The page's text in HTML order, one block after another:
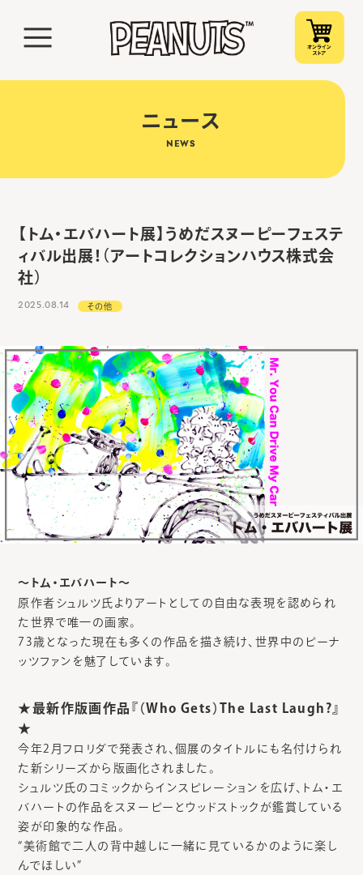
ニュース
NEWS
【トム・エバハート展】うめだスヌーピーフェステ
ィバル出展！（アートコレクションハウス株式会
社）
2025.08.14 その他
〜トム・エバハート〜
原作者シュルツ氏よりアートとしての自由な表現を認められ
た世界で唯一の画家。
73歳となった現在も多くの作品を描き続け、世界中のピーナ
ッツファンを魅了しています。
★最新作版画作品『（Who Gets）The Last Laugh?』
★
今年2月フロリダで発表され、個展のタイトルにも名付けられ
た新シリーズから版画化されました。
シュルツ氏のコミックからインスピレーションを広げ、トム・エ
バハートの作品をスヌーピーとウッドストックが鑑賞している
姿が印象的な作品。
“美術館で二人の背中越しに一緒に見ているかのように楽し
んでほしい”